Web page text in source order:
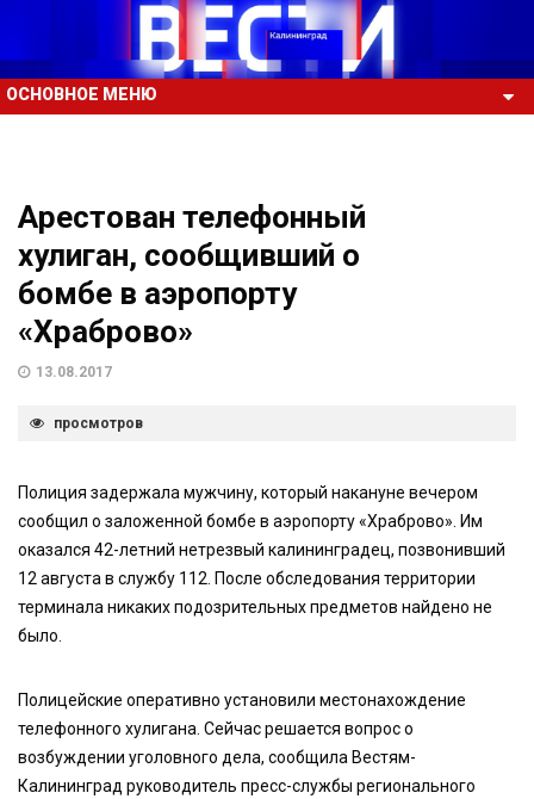
ОСНОВНОЕ МЕНЮ
Арестован телефонный
хулиган, сообщивший о
бомбе в аэропорту
«Храброво»
13.08.2017
просмотров
Полиция задержала мужчину, который накануне вечером
сообщил о заложенной бомбе в аэропорту «Храброво». Им
оказался 42-летний нетрезвый калининградец, позвонивший
12 августа в службу 112. После обследования территории
терминала никаких подозрительных предметов найдено не
было.
Полицейские оперативно установили местонахождение
телефонного хулигана. Сейчас решается вопрос о
возбуждении уголовного дела, сообщила Вестям-
Калининград руководитель пресс-службы регионального